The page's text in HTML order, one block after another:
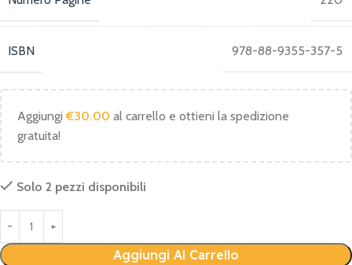
ISBN 978-88-9355-357-5
Aggiungi€30.00 al carrello e ottieni la spedizione
gratuita!
Solo 2 pezzi disponibili
Aggiungi Al Carrello